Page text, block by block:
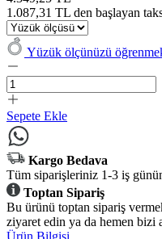
1.087,31 TL den başlayan
Yüzük ölçünüzü
Sepete Ekle
Kargo Bedava
Tüm siparişleriniz 1-3 iş
Toptan Sipariş
Bu ürünü toptan sipariş
ziyaret edin ya da hemen bizi
Ürün Bilgisi